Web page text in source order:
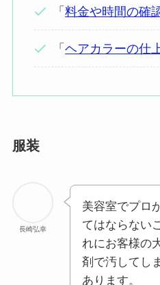
「料金や時間の確
「ヘアカラーの仕
服装
長崎弘幸
美容室でプロ
てはならない
れにお客様の
剤で汚してし
あります。